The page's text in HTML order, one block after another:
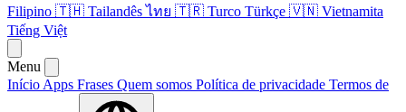
Filipino 🇹🇭 Tailandês ไทย 🇹🇷 Turco Türkçe 🇻🇳 Vietnamita
Tiếng Việt
Menu
Início Apps Frases Quem somos Política de privacidade Termos de